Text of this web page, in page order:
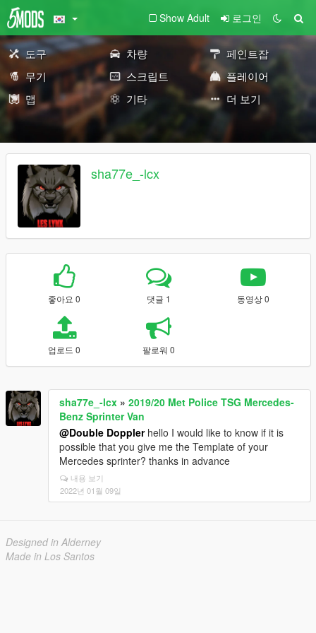
Show Adult 로그인
도구 차량
페인트잡
무기
스크립트
플레이어
맵
기타 더 보기
sha77e_-lcx
좋아요 0 댓글 1 동영상 0
업로드 0 팔로워 0
sha77e_-lcx » 2019/20 Met Police TSG Mercedes-
Benz Sprinter Van
@Double Dopplerhello I would like to know if it is
possible that you give me the Template of your
Mercedes sprinter? thanks in advance
내용 보기
2022년 01월 09일
Designed in Alderney
Made in Los Santos